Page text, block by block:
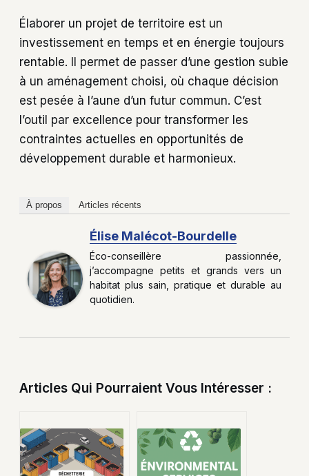
Élaborer un projet de territoire est un
investissement en temps et en énergie toujours
rentable. Il permet de passer d’une gestion subie
à un aménagement choisi, où chaque décision
est pesée à l’aune d’un futur commun. C’est
l’outil par excellence pour transformer les
contraintes actuelles en opportunités de
développement durable et harmonieux.
À propos Articles récents
Élise Malécot-Bourdelle
Éco-conseillère passionnée,
j’accompagne petits et grands vers un
habitat plus sain, pratique et durable au
quotidien.
Articles Qui Pourraient Vous Intéresser :